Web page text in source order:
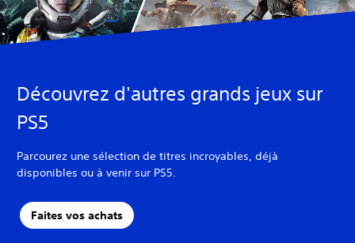
Découvrez d'autres grands jeux sur
PS5
Parcourez une sélection de titres incroyables, déjà
disponibles ou à venir sur PS5.
Faites vos achats